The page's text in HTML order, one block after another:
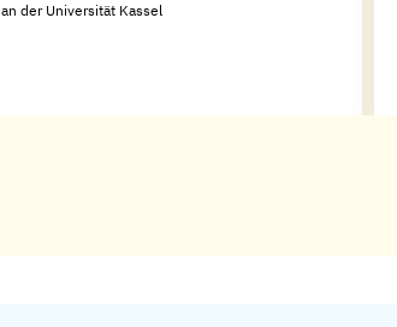
an der Universität Kassel